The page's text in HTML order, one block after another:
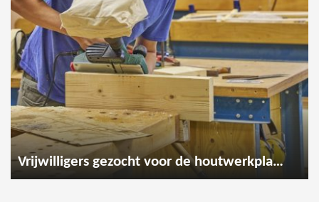
Vrijwilligers gezocht voor de houtwerkplaats